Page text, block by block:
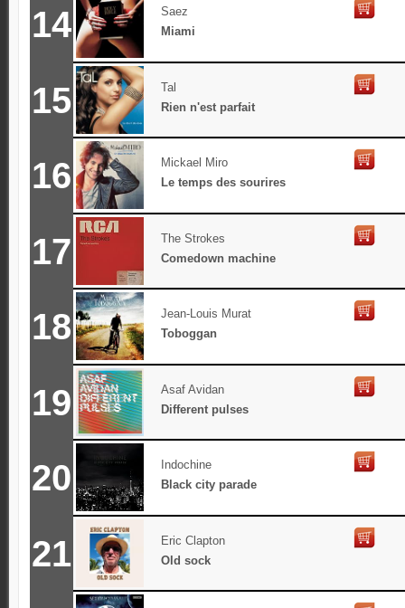
14
Saez
Miami
15
Tal
Rien n'est parfait
16
Mickael Miro
Le temps des sourires
17
The Strokes
Comedown machine
18
Jean-Louis Murat
Toboggan
19
Asaf Avidan
Different pulses
20
Indochine
Black city parade
21
Eric Clapton
Old sock